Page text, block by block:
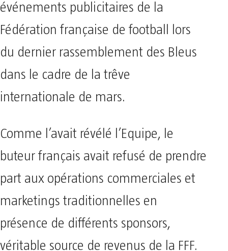
événements publicitaires de la
Fédération française de football lors
du dernier rassemblement des Bleus
dans le cadre de la trêve
internationale de mars.
Comme l’avait révélé l’Equipe, le
buteur français avait refusé de prendre
part aux opérations commerciales et
marketings traditionnelles en
présence de différents sponsors,
véritable source de revenus de la FFF.